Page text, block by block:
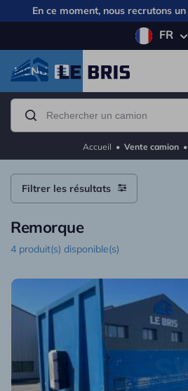
En ce moment, nous recrutons un
FR
MENU
Accueil • Vente camion•
Filtrer les résultats
Remorque
4 produit(s) disponible(s)